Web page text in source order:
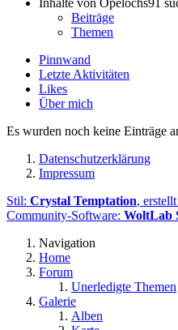
Beiträge
Themen
Pinnwand
Letzte Aktivitäten
Likes
Über mich
Es wurden noch keine Einträge
Datenschutzerklärung
Impressum
Stil: Crystal Temptation,
Community-Software: WoltLab
Navigation
Home
Forum
Unerledigte Themen
Galerie
Alben